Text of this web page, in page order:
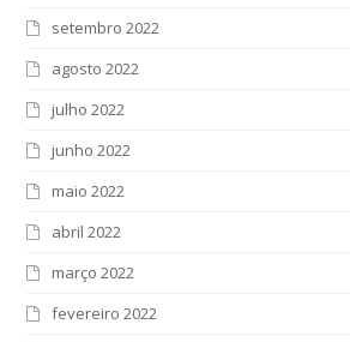
setembro 2022
agosto 2022
julho 2022
junho 2022
maio 2022
abril 2022
março 2022
fevereiro 2022